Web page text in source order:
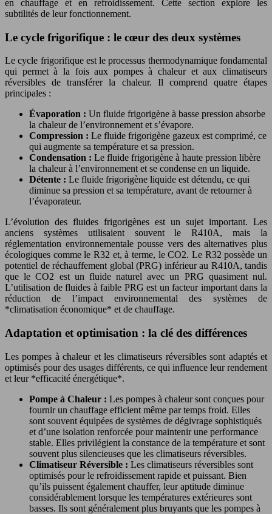
en chauffage et en refroidissement. Cette section explore les
subtilités de leur fonctionnement.
Le cycle frigorifique : le cœur des deux systèmes
Le cycle frigorifique est le processus thermodynamique fondamental
qui permet à la fois aux pompes à chaleur et aux climatiseurs
réversibles de transférer la chaleur. Il comprend quatre étapes
principales :
Évaporation : Un fluide frigorigène à basse pression absorbe
la chaleur de l’environnement et s’évapore.
Compression : Le fluide frigorigène gazeux est comprimé, ce
qui augmente sa température et sa pression.
Condensation : Le fluide frigorigène à haute pression libère
la chaleur à l’environnement et se condense en un liquide.
Détente : Le fluide frigorigène liquide est détendu, ce qui
diminue sa pression et sa température, avant de retourner à
l’évaporateur.
L’évolution des fluides frigorigènes est un sujet important. Les
anciens systèmes utilisaient souvent le R410A, mais la
réglementation environnementale pousse vers des alternatives plus
écologiques comme le R32 et, à terme, le CO2. Le R32 possède un
potentiel de réchauffement global (PRG) inférieur au R410A, tandis
que le CO2 est un fluide naturel avec un PRG quasiment nul.
L’utilisation de fluides à faible PRG est un facteur important dans la
réduction de l’impact environnemental des systèmes de
*climatisation économique* et de chauffage.
Adaptation et optimisation : la clé des différences
Les pompes à chaleur et les climatiseurs réversibles sont adaptés et
optimisés pour des usages différents, ce qui influence leur rendement
et leur *efficacité énergétique*.
Pompe à Chaleur : Les pompes à chaleur sont conçues pour
fournir un chauffage efficient même par temps froid. Elles
sont souvent équipées de systèmes de dégivrage sophistiqués
et d’une isolation renforcée pour maintenir une performance
stable. Elles privilégient la constance de la température et sont
souvent plus silencieuses que les climatiseurs réversibles.
Climatiseur Réversible : Les climatiseurs réversibles sont
optimisés pour le refroidissement rapide et puissant. Bien
qu’ils puissent également chauffer, leur aptitude diminue
considérablement lorsque les températures extérieures sont
basses. Ils sont généralement plus bruyants que les pompes à